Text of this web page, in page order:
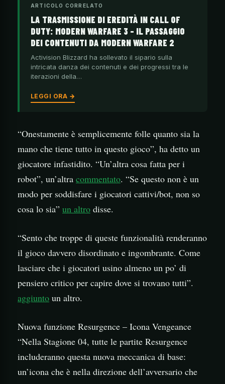
ARTICOLO CORRELATO
LA TRASMISSIONE DI EREDITÀ IN CALL OF
DUTY: MODERN WARFARE 3 – IL PASSAGGIO
DEI CONTENUTI DA MODERN WARFARE 2
Activision Blizzard ha sollevato il sipario sulla
intricata danza dei contenuti e dei progressi tra le
iterazioni della…
LEGGI ORA →
“Onestamente è semplicemente folle quanto sia la
mano che tiene tutto in questo gioco”, ha detto un
giocatore infastidito. “Un’altra cosa fatta per i
robot”, un’altra commentato. “Se questo non è un
modo per soddisfare i giocatori cattivi/bot, non so
cosa lo sia” un altro disse.
“Sento che troppe di queste funzionalità renderanno
il gioco davvero disordinato e ingombrante. Come
lasciare che i giocatori usino almeno un po’ di
pensiero critico per capire dove si trovano tutti”.
aggiunto un altro.
Nuova funzione Resurgence – Icona Vengeance
“Nella Stagione 04, tutte le partite Resurgence
includeranno questa nuova meccanica di base:
un’icona che è nella direzione dell’avversario che